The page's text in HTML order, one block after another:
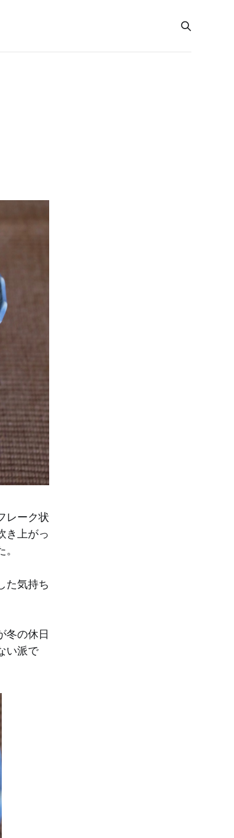
レーク状
き上がっ
た気持ち
冬の休日
い派で